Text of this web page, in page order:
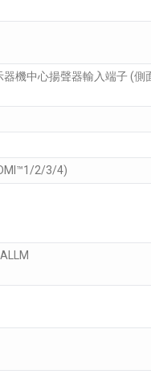
器機中心揚聲器輸入端子 (側
2/3/4)